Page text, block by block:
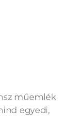
műemlék
egyedi,